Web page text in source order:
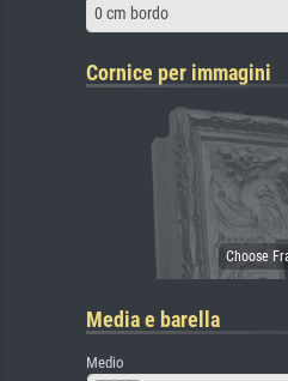
0 cm bordo
Cornice per immagini
Media e barella
Medio